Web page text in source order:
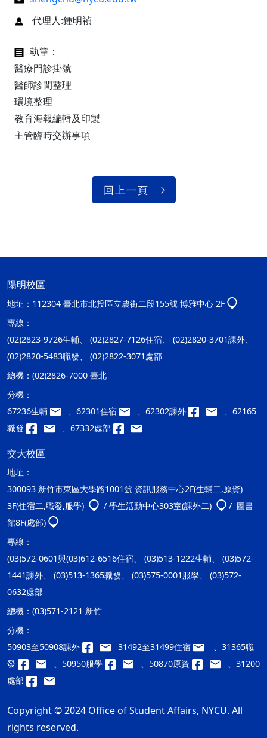
代理人:鍾明禎
執掌：
醫療門診掛號
醫師診間整理
環境整理
教育海報編輯及印製
主管臨時交辦事項
回上一頁
陽明校區
地址： 112304 臺北市北投區立農街二段155號 博雅中心 2F
專線：
(02)2823-9726生輔、 (02)2827-7126住宿、 (02)2820-3701課外、
(02)2820-5483職發、 (02)2822-3071處部
總機： (02)2826-7000 臺北
分機：
67236生輔
、62301住宿 、62302課外
、62165
職發
、67332處部
交大校區
地址：
300093 新竹市東區大學路1001號 資訊服務中心2F(生輔二,原資)
3F(住宿二,職發,服學)
/ 學生活動中心303室(課外二)
/ 圖書
館8F(處部)
專線：
(03)572-0601與(03)612-6516住宿、 (03)513-1222生輔、 (03)572-
1441課外、 (03)513-1365職發、 (03)575-0001服學、 (03)572-
0632處部
總機： (03)571-2121 新竹
分機：
50903至50908課外
31492至31499住宿
、31365職
發
、50950服學 、50870原資
、31200
處部
Copyright © 2024 Office of Student Affairs, NYCU. All
rights reserved.